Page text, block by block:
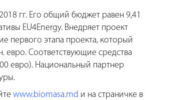
гг. Его общий бюджет равен 9,41
EU4Energy. Внедряет проект
первого этапа проекта, который
евро. Соответствующие средства
евро). Национальный партнер
www.biomasa.md и на страничке в